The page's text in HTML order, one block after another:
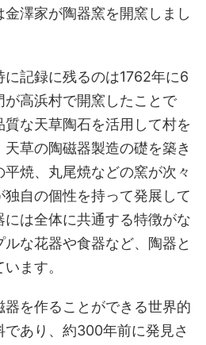
澤家が陶器窯を開窯しまし
記録に残るのは1762年に6
高浜村で開窯したことで
な天草陶石を活用して村を
草の陶磁器製造の礎を築き
焼、丸尾焼などの窯が次々
独自の個性を持って発展して
には全体に共通する特徴がな
な花器や食器など、陶器と
ます。
を作ることができる世界的
あり、約300年前に発見さ